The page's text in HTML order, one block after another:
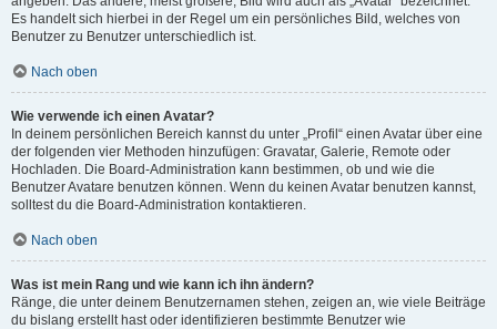
Es handelt sich hierbei in der Regel um ein persönliches Bild, welches von
Benutzer zu Benutzer unterschiedlich ist.
Nach oben
Wie verwende ich einen Avatar?
In deinem persönlichen Bereich kannst du unter „Profil“ einen Avatar über eine
der folgenden vier Methoden hinzufügen: Gravatar, Galerie, Remote oder
Hochladen. Die Board-Administration kann bestimmen, ob und wie die
Benutzer Avatare benutzen können. Wenn du keinen Avatar benutzen kannst,
solltest du die Board-Administration kontaktieren.
Nach oben
Was ist mein Rang und wie kann ich ihn ändern?
Ränge, die unter deinem Benutzernamen stehen, zeigen an, wie viele Beiträge
du bislang erstellt hast oder identifizieren bestimmte Benutzer wie